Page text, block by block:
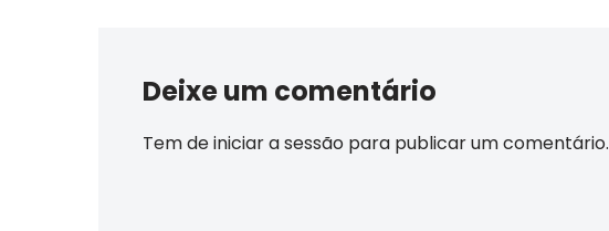
Deixe um comentário
Tem deiniciar a sessão para publicar um comentário.